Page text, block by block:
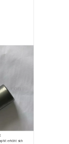
erhöht sich